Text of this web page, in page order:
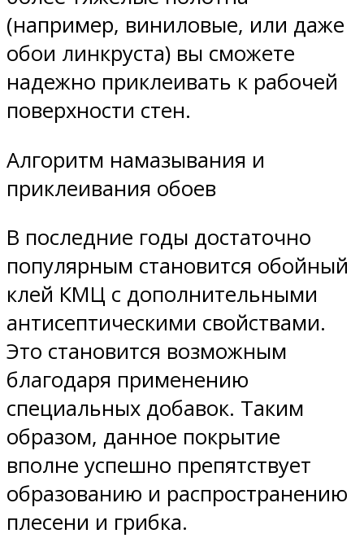
(например, виниловые, или даже
обои линкруста) вы сможете
надежно приклеивать к рабочей
поверхности стен.
Алгоритм намазывания и
приклеивания обоев
В последние годы достаточно
популярным становится обойный
клей КМЦ с дополнительными
антисептическими свойствами.
Это становится возможным
благодаря применению
специальных добавок. Таким
образом, данное покрытие
вполне успешно препятствует
образованию и распространению
плесени и грибка.